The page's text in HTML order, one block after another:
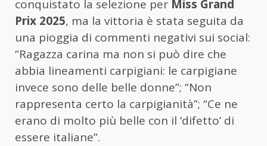
conquistato la selezione per Miss Grand
Prix 2025, ma la vittoria è stata seguita da
una pioggia di commenti negativi sui social:
“Ragazza carina ma non si può dire che
abbia lineamenti carpigiani: le carpigiane
invece sono delle belle donne”; “Non
rappresenta certo la carpigianità”; “Ce ne
erano di molto più belle con il ‘difetto’ di
essere italiane”.